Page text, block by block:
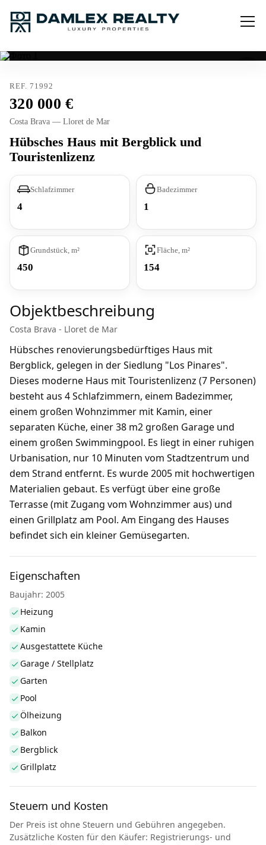
REF. 71992
320 000
Costa Brava — Lloret de Mar
Hübsches Haus mit Bergblick und
Touristenlizenz
Schlafzimmer
4
Badezimmer
1
Grundstück, m²
450
Fläche, m²
154
Objektbeschreibung
Costa Brava - Lloret de Mar
Hübsches renovierungsbedürftiges Haus mit
Bergblick, gelegen in der Siedlung "Los Pinares".
Dieses moderne Haus mit Touristenlizenz (7 Personen)
besteht aus 4 Schlafzimmern, einem Badezimmer,
einem großen Wohnzimmer mit Kamin, einer
separaten Küche, einer 38 m2 großen Garage und
einem großen Swimmingpool. Es liegt in einer ruhigen
Urbanisation, nur 10 Minuten vom Stadtzentrum und
dem Strand entfernt. Es wurde 2005 mit hochwertigen
Materialien gebaut. Es verfügt über eine große
Terrasse (mit Zugang vom Wohnzimmer aus) und
einen Grillplatz am Pool. Am Eingang des Hauses
befindet sich ein kleiner Gemüsegarten.
Eigenschaften
Baujahr: 2005
Heizung
Kamin
Ausgestattete Küche
Garage / Stellplatz
Garten
Pool
Ölheizung
Balkon
Bergblick
Grillplatz
Steuern und Kosten
Der Preis ist ohne Steuern und Gebühren angegeben.
Zusätzliche Kosten für den Käufer: Registrierungs- und